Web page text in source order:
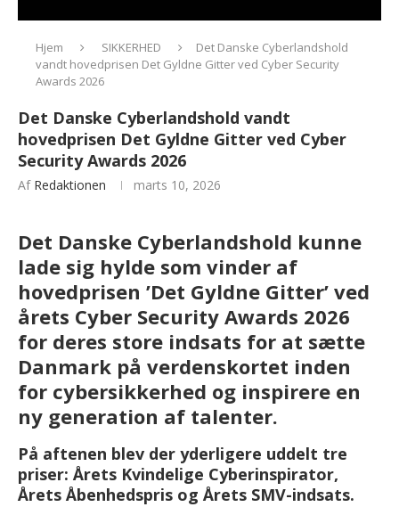
Hjem SIKKERHED
Det Danske Cyberlandshold
vandt hovedprisen Det Gyldne Gitter ved Cyber Security
Awards 2026
Det Danske Cyberlandshold vandt
hovedprisen Det Gyldne Gitter ved Cyber
Security Awards 2026
Af Redaktionen marts 10, 2026
Det Danske Cyberlandshold kunne
lade sig hylde som vinder af
hovedprisen ’Det Gyldne Gitter’ ved
årets Cyber Security Awards 2026
for deres store indsats for at sætte
Danmark på verdenskortet inden
for cybersikkerhed og inspirere en
ny generation af talenter.
På aftenen blev der yderligere uddelt tre
priser: Årets Kvindelige Cyberinspirator,
Årets Åbenhedspris og Årets SMV-indsats.